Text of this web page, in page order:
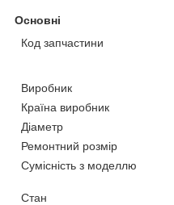
Основні
Код запчастини
Виробник
Країна виробник
Діаметр
Ремонтний розмір
Сумісність з моделлю
Стан